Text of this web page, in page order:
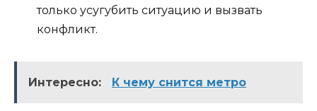
только усугубить ситуацию и вызвать
конфликт.
Интересно: К чему снится метро